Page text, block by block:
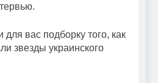
для вас подборку того, как
звезды украинского